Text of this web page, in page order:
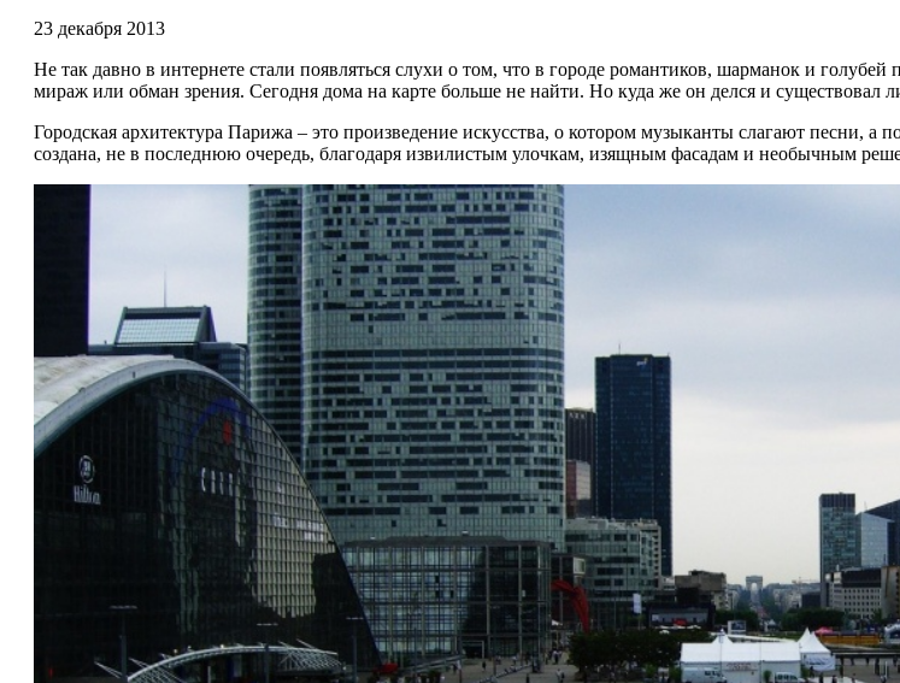
23 декабря 2013
Не так давно в интернете стали появляться слухи о том, что в городе романтиков, шарманок и
мираж или обман зрения. Сегодня дома на карте больше не найти. Но куда же он делся и существовал
Городская архитектура Парижа – это произведение искусства, о котором музыканты слагают песни, а
создана, не в последнюю очередь, благодаря извилистым улочкам, изящным фасадам и необычным